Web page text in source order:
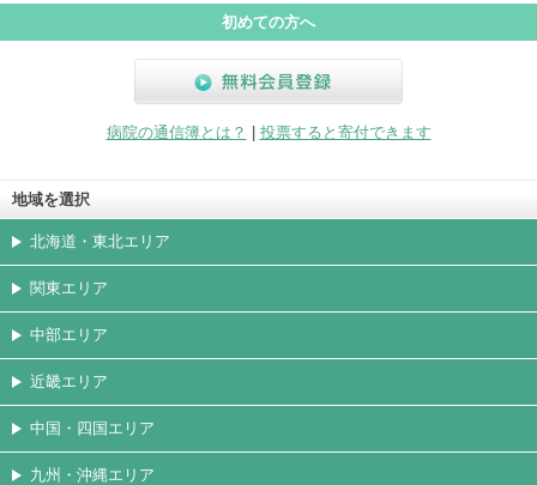
初めての方へ
病院の通信簿とは？
投票すると寄付できます
地域を選択
北海道・東北エリア
関東エリア
中部エリア
近畿エリア
中国・四国エリア
九州・沖縄エリア